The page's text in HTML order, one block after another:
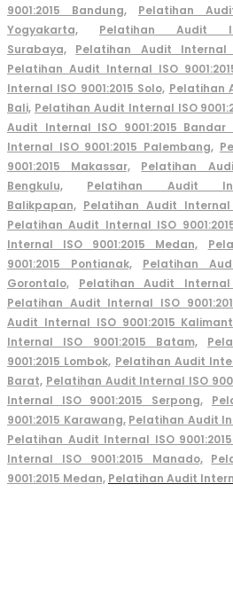
9001:2015 Bandung,
Pelatihan
Yogyakarta,
Pelatihan Audit
Surabaya,
Pelatihan Audit Internal
Pelatihan Audit Internal ISO
Internal ISO 9001:2015 Solo, Pelatihan
Bali, Pelatihan Audit Internal ISO
Audit Internal ISO 9001:2015 Bandar
Internal ISO 9001:2015 Palembang,
9001:2015 Makassar,
Pelatihan
Bengkulu,
Pelatihan Audit
Balikpapan, Pelatihan Audit Internal
Pelatihan Audit Internal ISO
Internal ISO 9001:2015 Medan,
9001:2015 Pontianak,
Pelatihan
Gorontalo,
Pelatihan Audit Internal
Pelatihan Audit Internal ISO
Audit Internal ISO 9001:2015
Internal ISO 9001:2015 Batam,
9001:2015 Lombok, Pelatihan Audit
Barat, Pelatihan Audit Internal ISO
Internal ISO 9001:2015 Serpong,
9001:2015 Karawang, Pelatihan Audit
Pelatihan Audit Internal ISO
Internal ISO 9001:2015 Manado,
9001:2015 Medan, Pelatihan Audit